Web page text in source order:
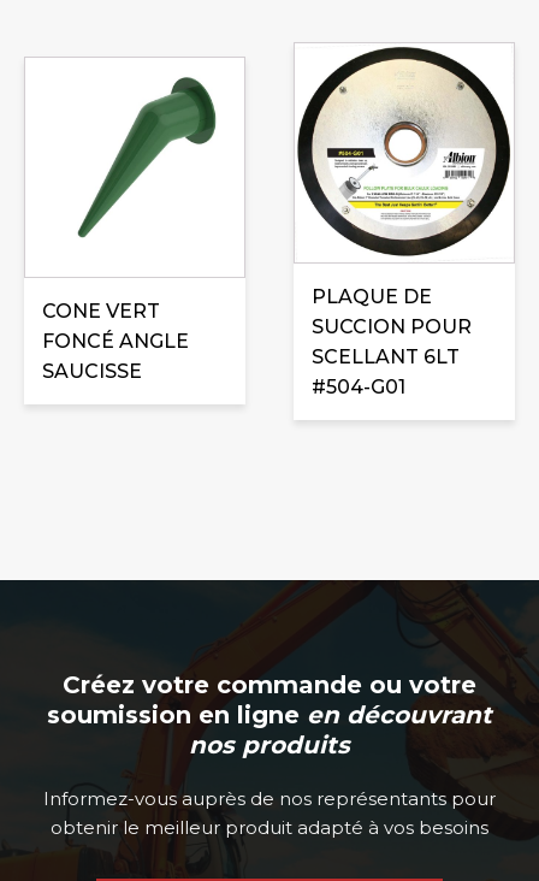
CONE VERT
FONCÉ ANGLE
SAUCISSE
PLAQUE DE
SUCCION POUR
SCELLANT 6LT
#504-G01
Créez votre commande ou votre
soumission en ligne en découvrant
nos produits
Informez-vous auprès de nos représentants pour
obtenir le meilleur produit adapté à vos besoins